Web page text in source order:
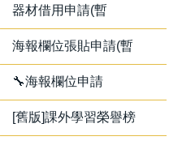
器材借用申請(暫
海報欄位張貼申請(暫
🔧海報欄位申請
[舊版]課外學習榮譽榜